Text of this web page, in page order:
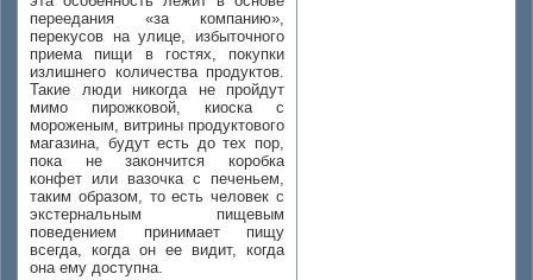
переедания «за компанию»,
перекусов на улице, избыточного
приема пищи в гостях, покупки
излишнего количества продуктов.
Такие люди никогда не пройдут
мимо пирожковой, киоска с
мороженым, витрины продуктового
магазина, будут есть до тех пор,
пока не закончится коробка
конфет или вазочка с печеньем,
таким образом, то есть человек с
экстернальным пищевым
поведением принимает пищу
всегда, когда он ее видит, когда
она ему доступна.